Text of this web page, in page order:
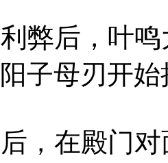
弊后，叶鸣
子母刃开
，在殿门对